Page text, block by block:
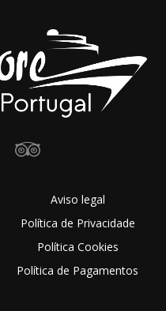
Aviso legal
Política de Privacidade
Política Cookies
Política de Pagamentos